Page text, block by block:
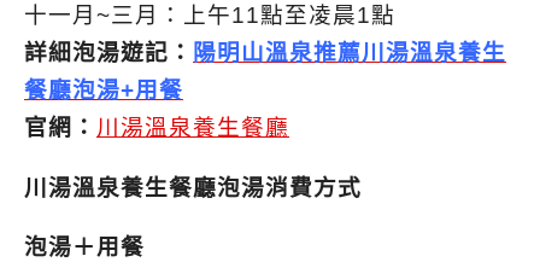
十一月~三月：上午11點至凌晨1點
詳細泡湯遊記： 陽明山溫泉推薦川湯溫泉養生
餐廳泡湯+用餐
官網： 川湯溫泉養生餐廳
川湯溫泉養生餐廳泡湯消費方式
泡湯＋用餐